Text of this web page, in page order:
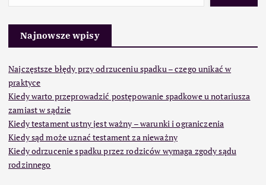
Najnowsze wpisy
Najczęstsze błędy przy odrzuceniu spadku – czego unikać w
praktyce
Kiedy warto przeprowadzić postępowanie spadkowe u notariusza
zamiast w sądzie
Kiedy testament ustny jest ważny – warunki i ograniczenia
Kiedy sąd może uznać testament za nieważny
Kiedy odrzucenie spadku przez rodziców wymaga zgody sądu
rodzinnego